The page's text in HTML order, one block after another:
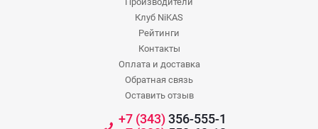
Клуб NiKAS
Рейтинги
Контакты
Оплата и доставка
Обратная связь
Оставить отзыв
+7 (343)356-555-1